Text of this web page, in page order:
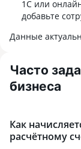
1С или
добавьте
Данные
Часто
бизнеса
Как
расчётному